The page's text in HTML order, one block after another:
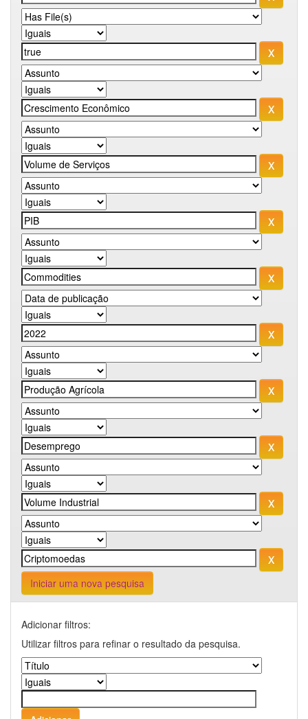
Iniciar uma nova pesquisa
Adicionar filtros:
Utilizar filtros para refinar o resultado da pesquisa.